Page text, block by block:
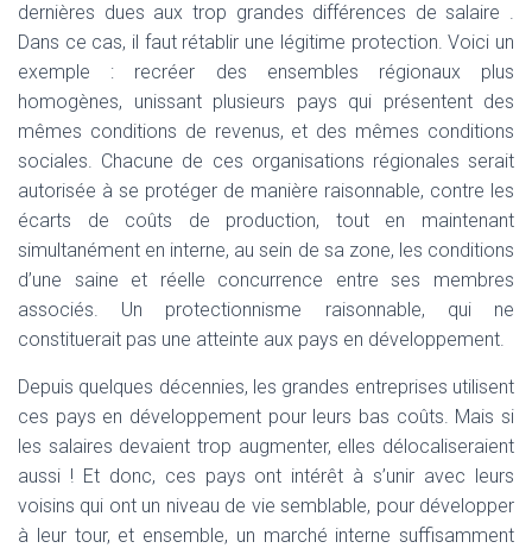
dernières dues aux trop grandes différences de salaire .
Dans ce cas, il faut rétablir une légitime protection. Voici un
exemple : recréer des ensembles régionaux plus
homogènes, unissant plusieurs pays qui présentent des
mêmes conditions de revenus, et des mêmes conditions
sociales. Chacune de ces organisations régionales serait
autorisée à se protéger de manière raisonnable, contre les
écarts de coûts de production, tout en maintenant
simultanément en interne, au sein de sa zone, les conditions
d’une saine et réelle concurrence entre ses membres
associés. Un protectionnisme raisonnable, qui ne
constituerait pas une atteinte aux pays en développement.
Depuis quelques décennies, les grandes entreprises utilisent
ces pays en développement pour leurs bas coûts. Mais si
les salaires devaient trop augmenter, elles délocaliseraient
aussi ! Et donc, ces pays ont intérêt à s’unir avec leurs
voisins qui ont un niveau de vie semblable, pour développer
à leur tour, et ensemble, un marché interne suffisamment